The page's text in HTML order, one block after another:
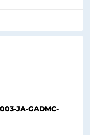
JA-GADMC-